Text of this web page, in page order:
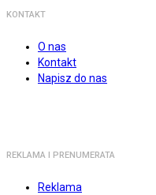
KONTAKT
O nas
Kontakt
Napisz do nas
REKLAMA I PRENUMERATA
Reklama